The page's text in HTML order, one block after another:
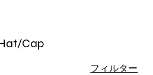
Cap
フィルター